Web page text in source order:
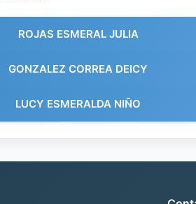
ROJAS ESMERAL JULIA
GONZALEZ CORREA DEICY
LUCY ESMERALDA NIÑO